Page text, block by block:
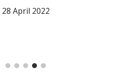
28 April 2022